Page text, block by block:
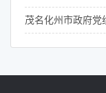
茂名化州市政府党